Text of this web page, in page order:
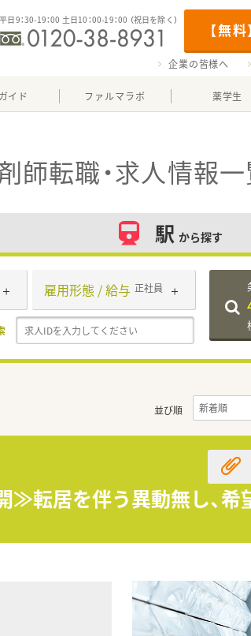
【無
平日9：30-19：00 土日10：00-19：00 （祝日を除く）
企業の皆様へ
イド ファルマラボ 薬学生
師転職・求人情報
駅 から探す
雇用形態 / 給与 正社員
並び順
≫転居を伴う異動無し、希